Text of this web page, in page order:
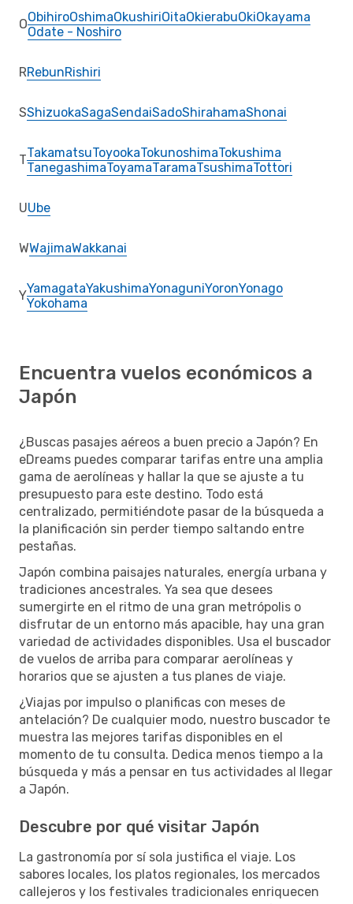
OObihiroOshimaOkushiriOitaOkierabuOkiOkayama
Odate - Noshiro
RRebunRishiri
SShizuokaSagaSendaiSadoShirahamaShonai
TTakamatsuToyookaTokunoshimaTokushima
TanegashimaToyamaTaramaTsushimaTottori
UUbe
WWajimaWakkanai
YYamagataYakushimaYonaguniYoronYonago
Yokohama
Encuentra vuelos económicos a
Japón
¿Buscas pasajes aéreos a buen precio a Japón? En
eDreams puedes comparar tarifas entre una amplia
gama de aerolíneas y hallar la que se ajuste a tu
presupuesto para este destino. Todo está
centralizado, permitiéndote pasar de la búsqueda a
la planificación sin perder tiempo saltando entre
pestañas.
Japón combina paisajes naturales, energía urbana y
tradiciones ancestrales. Ya sea que desees
sumergirte en el ritmo de una gran metrópolis o
disfrutar de un entorno más apacible, hay una gran
variedad de actividades disponibles. Usa el buscador
de vuelos de arriba para comparar aerolíneas y
horarios que se ajusten a tus planes de viaje.
¿Viajas por impulso o planificas con meses de
antelación? De cualquier modo, nuestro buscador te
muestra las mejores tarifas disponibles en el
momento de tu consulta. Dedica menos tiempo a la
búsqueda y más a pensar en tus actividades al llegar
a Japón.
Descubre por qué visitar Japón
La gastronomía por sí sola justifica el viaje. Los
sabores locales, los platos regionales, los mercados
callejeros y los festivales tradicionales enriquecen